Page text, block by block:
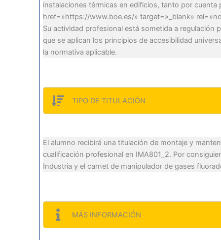
instalaciones térmicas en edificios, tanto por
href=»https://www.boe.es/» target=»_blank»
Su actividad profesional está sometida a
que se aplican los principios de accesibilidad
la normativa aplicable.
TIPO DE TITULACIÓN
El alumno recibirá una titulación de montaje y
cualificación profesional en IMA801_2. Por
Industria y el carnet de manipulador de gases
MÁS INFORMACIÓN